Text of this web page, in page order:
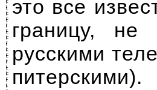
это все
границу,
русскими
питерскими).